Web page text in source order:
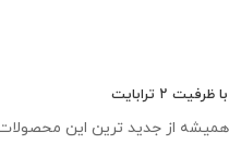
همیشه از جدید ترین این محصولات